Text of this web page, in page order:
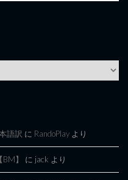
語訳 に RandoPlay より
】 に jack より